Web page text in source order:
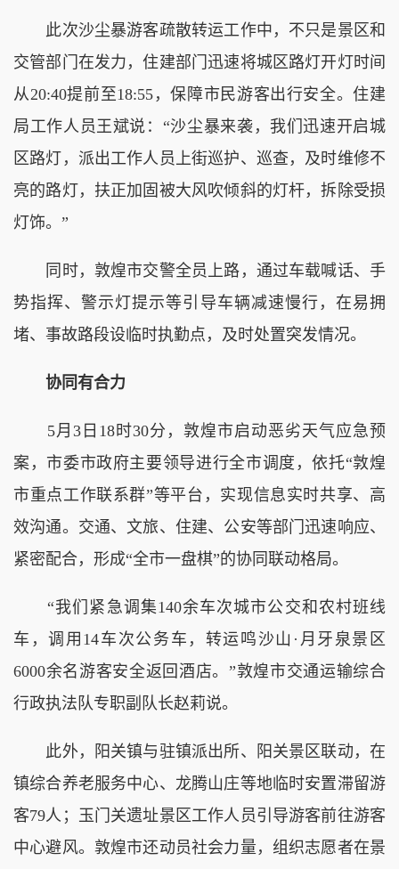
此次沙尘暴游客疏散转运工作中，不只是景区和
交管部门在发力，住建部门迅速将城区路灯开灯时间
从20:40提前至18:55，保障市民游客出行安全。住建
局工作人员王斌说：“沙尘暴来袭，我们迅速开启城
区路灯，派出工作人员上街巡护、巡查，及时维修不
亮的路灯，扶正加固被大风吹倾斜的灯杆，拆除受损
灯饰。”
同时，敦煌市交警全员上路，通过车载喊话、手
势指挥、警示灯提示等引导车辆减速慢行，在易拥
堵、事故路段设临时执勤点，及时处置突发情况。
协同有合力
5月3日18时30分，敦煌市启动恶劣天气应急预
案，市委市政府主要领导进行全市调度，依托“敦煌
市重点工作联系群”等平台，实现信息实时共享、高
效沟通。交通、文旅、住建、公安等部门迅速响应、
紧密配合，形成“全市一盘棋”的协同联动格局。
“我们紧急调集140余车次城市公交和农村班线
车，调用14车次公务车，转运鸣沙山·月牙泉景区
6000余名游客安全返回酒店。”敦煌市交通运输综合
行政执法队专职副队长赵莉说。
此外，阳关镇与驻镇派出所、阳关景区联动，在
镇综合养老服务中心、龙腾山庄等地临时安置滞留游
客79人；玉门关遗址景区工作人员引导游客前往游客
中心避风。敦煌市还动员社会力量，组织志愿者在景